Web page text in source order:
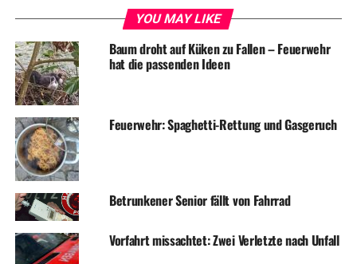
YOU MAY LIKE
Baum droht auf Küken zu Fallen – Feuerwehr
hat die passenden Ideen
Feuerwehr: Spaghetti-Rettung und Gasgeruch
Betrunkener Senior fällt von Fahrrad
Vorfahrt missachtet: Zwei Verletzte nach Unfall